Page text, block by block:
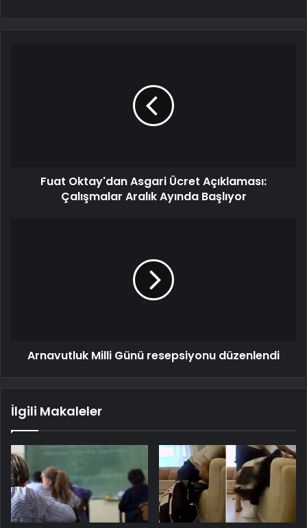
Fuat Oktay'dan Asgari Ücret Açıklaması:
Çalışmalar Aralık Ayında Başlıyor
Arnavutluk Milli Günü resepsiyonu düzenlendi
İlgili Makaleler